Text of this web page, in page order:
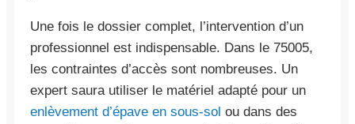
Une fois le dossier complet, l’intervention d’un
professionnel est indispensable. Dans le 75005,
les contraintes d’accès sont nombreuses. Un
expert saura utiliser le matériel adapté pour un
enlèvement d’épave en sous-sol ou dans des